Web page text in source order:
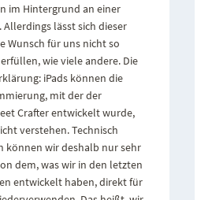
im Hintergrund an einer
Allerdings lässt sich dieser
Wunsch für uns nicht so
wie viele andere. Die
iPads können die
mit der der
Crafter entwickelt wurde,
verstehen. Technisch
können wir deshalb nur sehr
dem, was wir in den letzten
entwickelt haben, direkt für